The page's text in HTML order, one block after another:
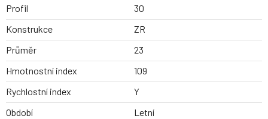
Profil
30
Konstrukce
ZR
Průměr
23
Hmotnostní index
109
Rychlostní index
Y
Období
Letní